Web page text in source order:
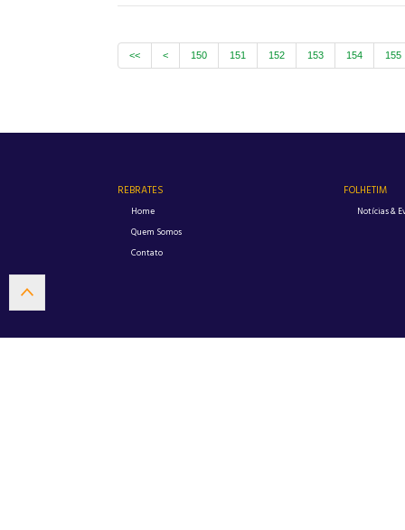
<< < 150 151 152 153 154 155
REBRATES
Home
Quem Somos
Contato
FOLHETIM
Notícias &